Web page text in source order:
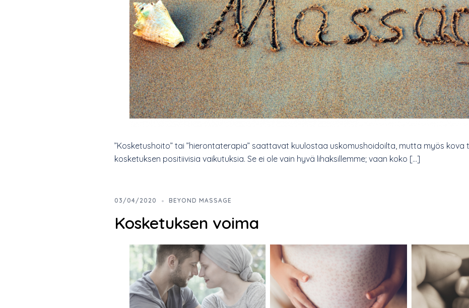
”Kosketushoito” tai ”hierontaterapia” saattavat kuulostaa uskomushoidoilta, mutta myös kova
kosketuksen positiivisia vaikutuksia. Se ei ole vain hyvä lihaksillemme; vaan koko […]
03/04/2020 BEYOND MASSAGE
Kosketuksen voima